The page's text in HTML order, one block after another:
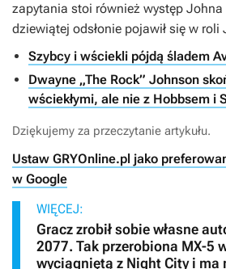
zapytania stoi również występ Johna
dziewiątej odsłonie pojawił się w roli
Szybcy i wściekli pójdą śladem
Dwayne „The Rock” Johnson
wściekłymi, ale nie z Hobbsem i
Dziękujemy za przeczytanie artykułu.
Ustaw GRYOnline.pl jako
w Google
WIĘCEJ:
Gracz zrobił sobie własne
2077. Tak przerobiona MX-5
wyciągniętą z Night City i ma